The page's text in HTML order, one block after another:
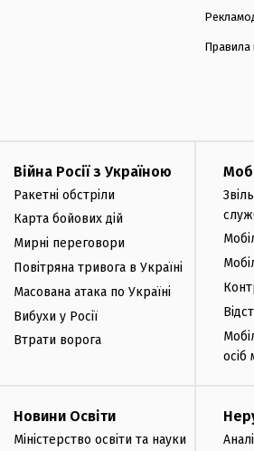
Правила
Війна Росії з Україною
Ракетні обстріли
Карта бойових дій
Мирні переговори
Повітряна тривога в Україні
Масована атака по Україні
Вибухи у Росії
Втрати ворога
осіб
Новини Освіти
Міністерство освіти та науки